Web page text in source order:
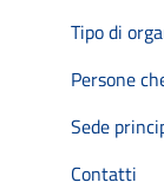
Tipo di
Persone
Sede
Contatti